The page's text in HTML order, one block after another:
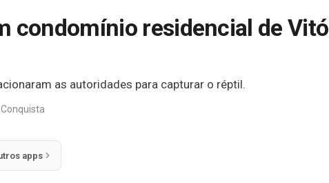
condomínio residencial de
as autoridades para capturar o réptil.
apps